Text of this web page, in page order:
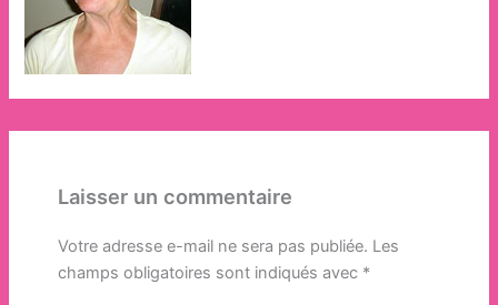
Laisser un commentaire
Votre adresse e-mail ne sera pas publiée. Les
champs obligatoires sont indiqués avec *